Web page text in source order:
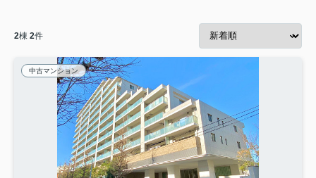
2棟 2件
中古マンション